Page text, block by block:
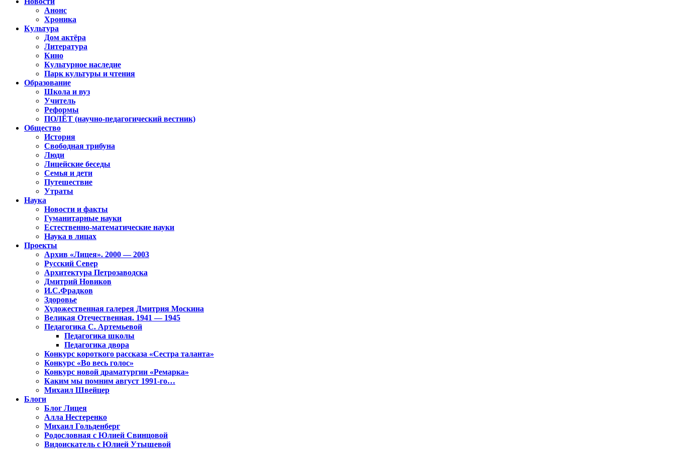
Анонс
Хроника
Культура
Дом актёра
Литература
Кино
Культурное наследие
Парк культуры и чтения
Образование
Школа и вуз
Учитель
Реформы
ПОЛЁТ (научно-педагогический вестник)
Общество
История
Свободная трибуна
Люди
Лицейские беседы
Семья и дети
Путешествие
Утраты
Наука
Новости и факты
Гуманитарные науки
Естественно-математические науки
Наука в лицах
Проекты
Архив «Лицея». 2000 — 2003
Русский Север
Архитектура Петрозаводска
Дмитрий Новиков
И.С.Фрадков
Здоровье
Художественная галерея Дмитрия Москина
Великая Отечественная. 1941 — 1945
Педагогика С. Артемьевой
Педагогика школы
Педагогика двора
Конкурс короткого рассказа «Сестра таланта»
Конкурс «Во весь голос»
Конкурс новой драматургии «Ремарка»
Каким мы помним август 1991-го…
Михаил Швейцер
Блоги
Блог Лицея
Алла Нестеренко
Михаил Гольденберг
Родословная с Юлией Свинцовой
Видоискатель с Юлией Утышевой